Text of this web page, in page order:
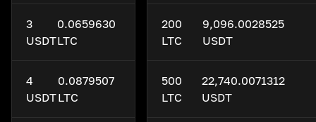
3
USDT
0.0659630
LTC
4
USDT
0.0879507
LTC
200
LTC
9,096.0028525
USDT
500
LTC
22,740.0071312
USDT